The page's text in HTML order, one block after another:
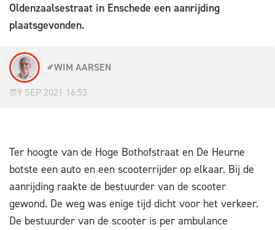
Oldenzaalsestraat in Enschede een aanrijding
plaatsgevonden.
WIM AARSEN
9 SEP 2021 16:53
Ter hoogte van de Hoge Bothofstraat en De Heurne
botste een auto en een scooterrijder op elkaar. Bij de
aanrijding raakte de bestuurder van de scooter
gewond. De weg was enige tijd dicht voor het verkeer.
De bestuurder van de scooter is per ambulance